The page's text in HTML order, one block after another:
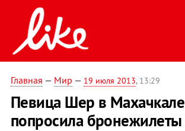
Главная — Мир — 19 июля 2013, 13:29
Певица Шер в Махачкале
попросила бронежилеты